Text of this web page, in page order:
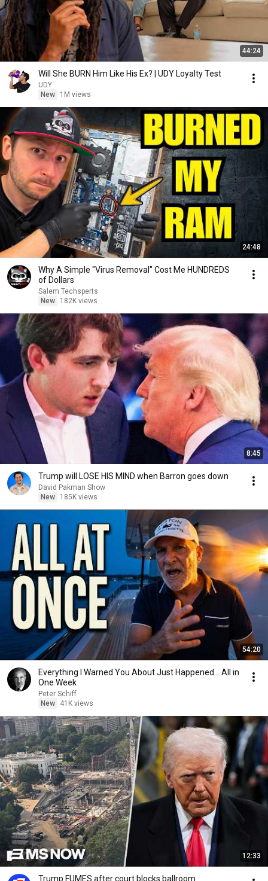
44:24
Will She BURN Him Like His Ex? | UDY Loyalty Test
UDY
New
1M views
24:48
Why A Simple "Virus Removal" Cost Me HUNDREDS
of Dollars
Salem Techsperts
New
182K views
8:45
Trump will LOSE HIS MIND when Barron goes down
David Pakman Show
New
185K views
54:20
Everything I Warned You About Just Happened... All in
One Week
Peter Schiff
New
41K views
12:33
Trump FUMES after court blocks ballroom